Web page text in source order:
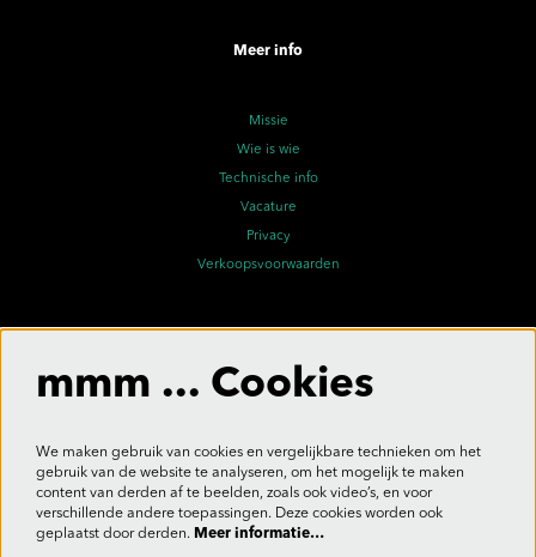
Meer info
Missie
Wie is wie
Technische info
Vacature
Privacy
Verkoopsvoorwaarden
Meld je aan voor de nieuwsbrief
mmm ... Cookies
We maken gebruik van cookies en vergelijkbare technieken om het
gebruik van de website te analyseren, om het mogelijk te maken
content van derden af te beelden, zoals ook video’s, en voor
verschillende andere toepassingen. Deze cookies worden ook
geplaatst door derden. Meer informatie…